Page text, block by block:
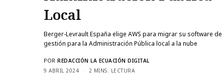
Local
Berger-Levrault España elige AWS para migrar su software de
gestión para la Administración Pública local a la nube
POR REDACCIÓN LA ECUACIÓN DIGITAL
9 ABRIL 2024
2 MINS. LECTURA